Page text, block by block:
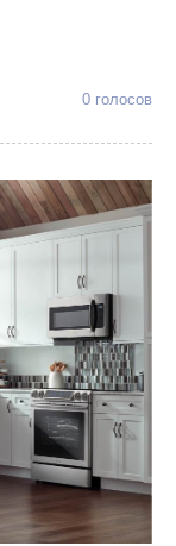
0 голосов